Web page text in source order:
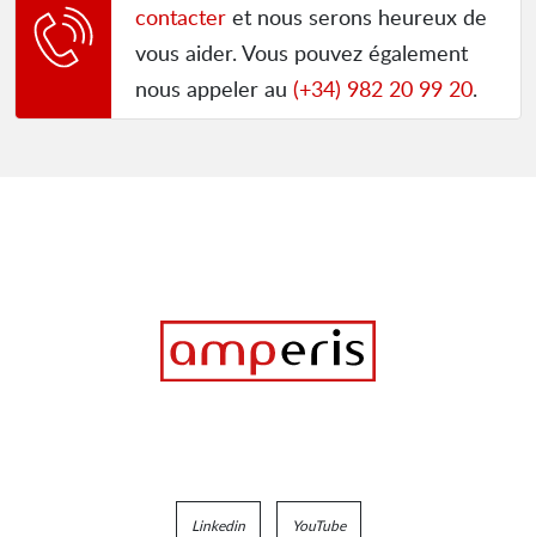
contacter et nous serons heureux de
vous aider. Vous pouvez également
nous appeler au (+34) 982 20 99 20.
Linkedin YouTube